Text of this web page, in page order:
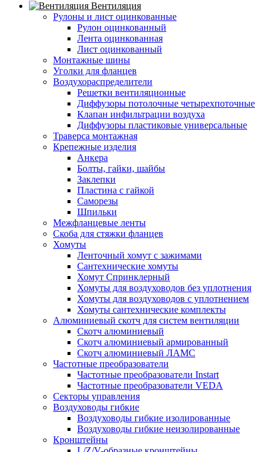
Вентиляция
Рулоны и лист оцинкованные
Рулон оцинкованный
Лента оцинкованная
Лист оцинкованный
Монтажные шины
Уголки для фланцев
Воздухораспределители
Решетки вентиляционные
Диффузоры потолочные четырехпоточные
Клапан инфильтрации воздуха
Диффузоры пластиковые универсальные
Траверса монтажная
Крепежные изделия
Анкера
Болты, гайки, шайбы
Заклепки
Пластина с гайкой
Саморезы
Шпильки
Межфланцевые ленты
Скоба для стяжки фланцев
Хомуты
Ленточный хомут с зажимами
Сантехнические хомуты
Хомут Спринклерный
Хомуты для воздуховодов без уплотнения
Хомуты для воздуховодов с уплотнением
Хомуты сантехнические комплекты
Алюминиевый скотч для систем вентиляции
Скотч алюминиевый
Скотч алюминиевый армированный
Скотч алюминиевый ЛАМС
Частотные преобразователи
Частотные преобразователи Instart
Частотные преобразователи VEDA
Секторы управления
Воздуховоды гибкие
Воздуховоды гибкие изолированные
Воздуховоды гибкие неизолированные
Кронштейны